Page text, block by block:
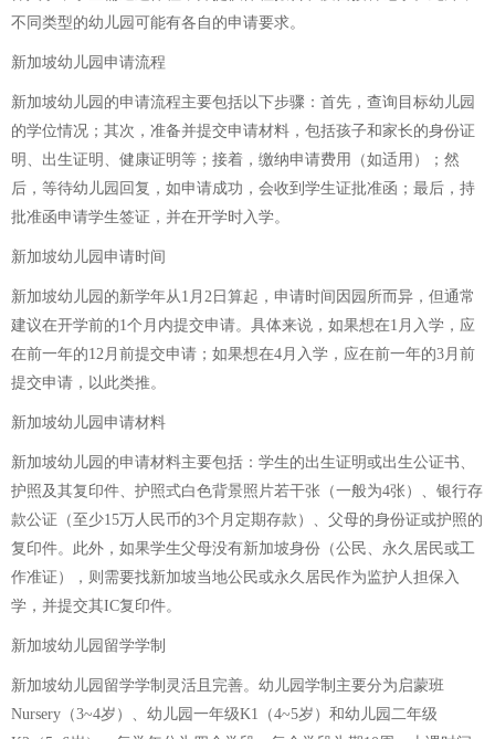
不同类型的幼儿园可能有各自的申请要求。
新加坡幼儿园申请流程
新加坡幼儿园的申请流程主要包括以下步骤：首先，查询目标幼儿园
的学位情况；其次，准备并提交申请材料，包括孩子和家长的身份证
明、出生证明、健康证明等；接着，缴纳申请费用（如适用）；然
后，等待幼儿园回复，如申请成功，会收到学生证批准函；最后，持
批准函申请学生签证，并在开学时入学。
新加坡幼儿园申请时间
新加坡幼儿园的新学年从1月2日算起，申请时间因园所而异，但通常
建议在开学前的1个月内提交申请。具体来说，如果想在1月入学，应
在前一年的12月前提交申请；如果想在4月入学，应在前一年的3月前
提交申请，以此类推。
新加坡幼儿园申请材料
新加坡幼儿园的申请材料主要包括：学生的出生证明或出生公证书、
护照及其复印件、护照式白色背景照片若干张（一般为4张）、银行存
款公证（至少15万人民币的3个月定期存款）、父母的身份证或护照的
复印件。此外，如果学生父母没有新加坡身份（公民、永久居民或工
作准证），则需要找新加坡当地公民或永久居民作为监护人担保入
学，并提交其IC复印件。
新加坡幼儿园留学学制
新加坡幼儿园留学学制灵活且完善。幼儿园学制主要分为启蒙班
Nursery（3~4岁）、幼儿园一年级K1（4~5岁）和幼儿园二年级